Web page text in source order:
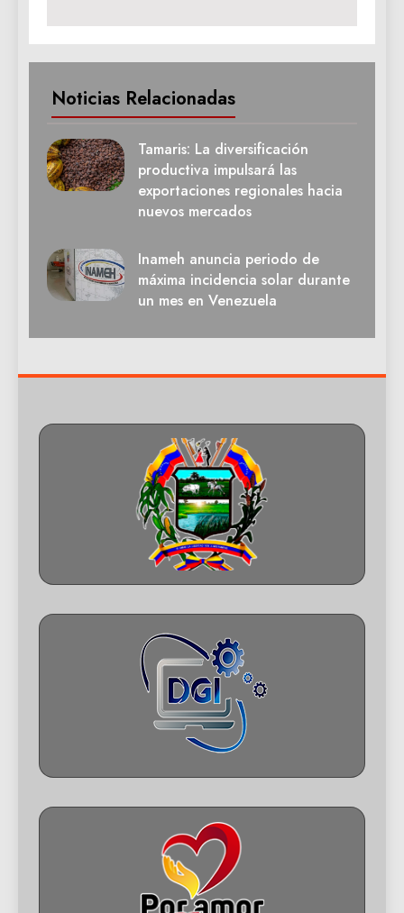
Noticias Relacionadas
Tamaris: La diversificación
productiva impulsará las
exportaciones regionales hacia
nuevos mercados
Inameh anuncia periodo de
máxima incidencia solar durante
un mes en Venezuela